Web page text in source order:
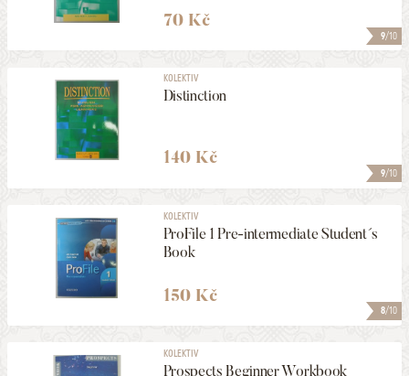
9/10
70 Kč
9/10
KOLEKTIV
Distinction
140 Kč
8/10
KOLEKTIV
ProFile 1 Pre-intermediate Student´s
Book
150 Kč
KOLEKTIV
Prospects Beginner Workbook